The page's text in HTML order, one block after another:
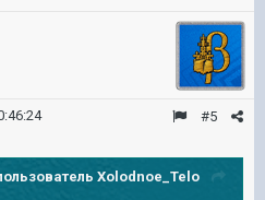
#5
Xolodnoe_Telo